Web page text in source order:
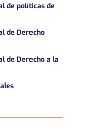
de políticas de
de Derecho
de Derecho a la